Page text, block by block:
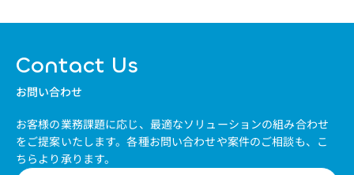
Contact Us
お問い合わせ
お客様の業務課題に応じ、最適なソリューションの組み合わせ
をご提案いたします。各種お問い合わせや案件のご相談も、こ
ちらより承ります。